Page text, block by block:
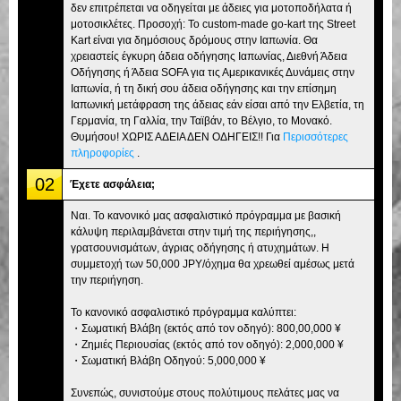
Τόκιο Ασακούσα Οσάκα
Οκινάουα
δεν επιτρέπεται να οδηγείται με άδειες για μοτοποδήλατα ή
μοτοσικλέτες. Προσοχή: Το custom-made go-kart της Street
Kart είναι για δημόσιους δρόμους στην Ιαπωνία. Θα
χρειαστείς έγκυρη άδεια οδήγησης Ιαπωνίας, Διεθνή Άδεια
Οδήγησης ή Άδεια SOFA για τις Αμερικανικές Δυνάμεις στην
Ιαπωνία, ή τη δική σου άδεια οδήγησης και την επίσημη
Ιαπωνική μετάφραση της άδειας εάν είσαι από την Ελβετία, τη
Γερμανία, τη Γαλλία, την Ταϊβάν, το Βέλγιο, το Μονακό.
Θυμήσου! ΧΩΡΙΣ ΑΔΕΙΑ ΔΕΝ ΟΔΗΓΕΙΣ!! Για Περισσότερες
πληροφορίες
02 Έχετε ασφάλεια;
Ναι. Το κανονικό μας ασφαλιστικό πρόγραμμα με βασική
κάλυψη περιλαμβάνεται στην τιμή της περιήγησης,,
γρατσουνισμάτων, άγριας οδήγησης ή ατυχημάτων. Η
συμμετοχή των 50,000 JPY/όχημα θα χρεωθεί αμέσως μετά
την περιήγηση.
Το κανονικό ασφαλιστικό πρόγραμμα καλύπτει:
・Σωματική Βλάβη (εκτός από τον οδηγό): 800,00,000 ¥
・Ζημιές Περιουσίας (εκτός από τον οδηγό): 2,000,000 ¥
・Σωματική Βλάβη Οδηγού: 5,000,000 ¥
Συνεπώς, συνιστούμε στους πολύτιμους πελάτες μας να